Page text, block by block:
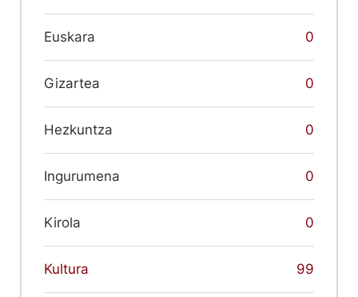
Euskara 0
Gizartea 0
Hezkuntza 0
Ingurumena 0
Kirola 0
Kultura 99